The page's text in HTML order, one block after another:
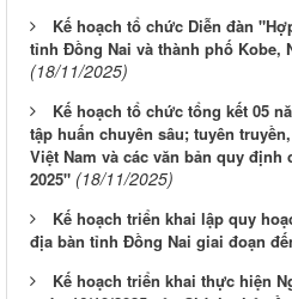
Kế hoạch tổ chức Diễn đàn
tỉnh Đồng Nai và thành phố Kobe,
(18/11/2025)
Kế hoạch tổ chức tổng kết 05
tập huấn chuyên sâu; tuyên
Việt Nam và các văn bản quy định
2025" (18/11/2025)
Kế hoạch triển khai lập quy
địa bàn tỉnh Đồng Nai giai đoạn
Kế hoạch triển khai thực hiện